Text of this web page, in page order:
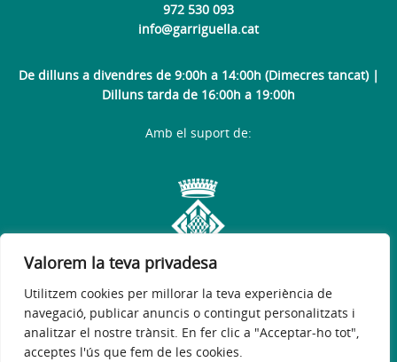
Valorem la teva privadesa
Utilitzem cookies per millorar la teva experiència de
navegació, publicar anuncis o contingut personalitzats i
analitzar el nostre trànsit. En fer clic a "Acceptar-ho tot",
acceptes l'ús que fem de les cookies.
972 530 093
info@garriguella.cat
De dilluns a divendres de 9:00h a 14:00h (Dimecres tancat) |
Dilluns tarda de 16:00h a 19:00h
Avís legal Política de privacitat
Amb el suport de: